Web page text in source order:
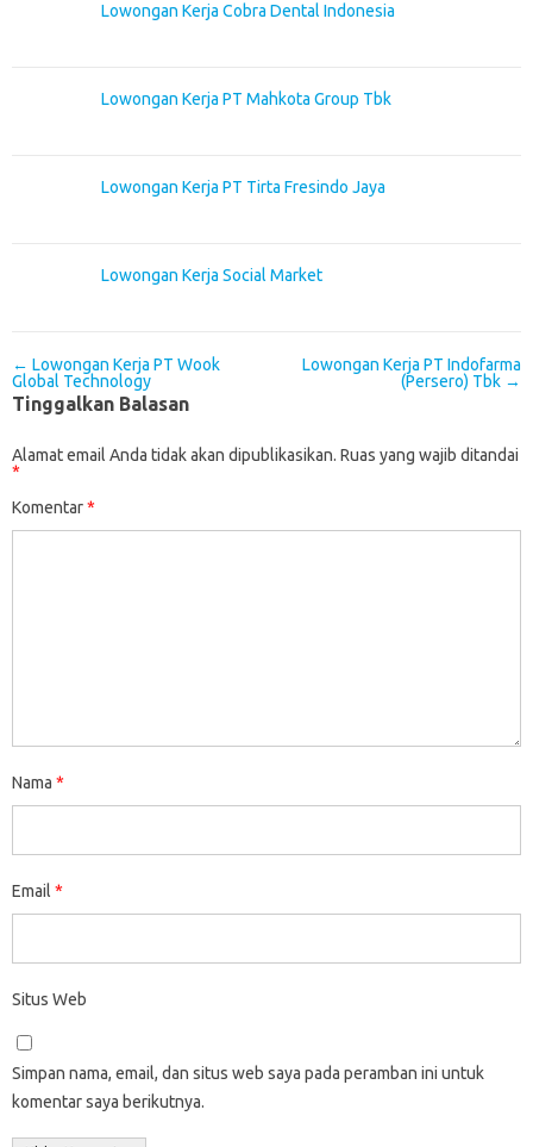
Lowongan Kerja Cobra Dental Indonesia
Lowongan Kerja PT Mahkota Group Tbk
Lowongan Kerja PT Tirta Fresindo Jaya
Lowongan Kerja Social Market
Post navigation
← Lowongan Kerja PT Wook
Global Technology
Lowongan Kerja PT Indofarma
(Persero) Tbk →
Tinggalkan Balasan
Alamat email Anda tidak akan dipublikasikan. Ruas yang wajib ditandai
*
Komentar*
Nama *
Email *
Situs Web
Simpan nama, email, dan situs web saya pada peramban ini untuk
komentar saya berikutnya.